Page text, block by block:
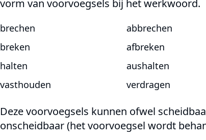
vorm van voorvoegsels bij het werkwoord.
brechen
abbrechen
breken
afbreken
halten
aushalten
vasthouden
verdragen
Deze voorvoegsels kunnen ofwel
onscheidbaar (het voorvoegsel wordt